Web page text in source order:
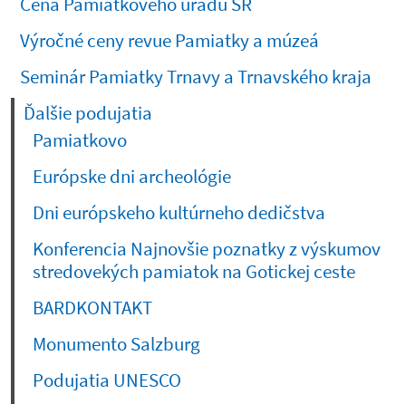
Výročné ceny revue Pamiatky a múzeá
Seminár Pamiatky Trnavy a Trnavského kraja
Ďalšie podujatia
Pamiatkovo
Európske dni archeológie
Dni európskeho kultúrneho dedičstva
Konferencia Najnovšie poznatky z výskumov
stredovekých pamiatok na Gotickej ceste
BARDKONTAKT
Monumento Salzburg
Podujatia UNESCO